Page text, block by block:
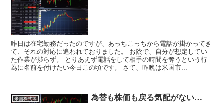
昨日は在宅勤務だったのですが、あっちこっちから電話が掛かってき
て、それの対応に追われておりました。 お陰で、自分が想定してい
た作業が捗らず。 とりあえず電話をして相手の時間を奪うという行
為に名前を付けたい今日この頃です。 さて、昨晩は米国市...
米国株式等 為替も株価も戻る気配がない…